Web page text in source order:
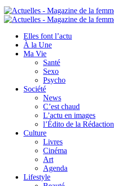
Elles font l’actu
À la Une
Ma Vie
Santé
Sexo
Psycho
Société
News
C’est chaud
L’actu en images
l’Édito de la Rédaction
Culture
Livres
Cinéma
Art
Agenda
Lifestyle